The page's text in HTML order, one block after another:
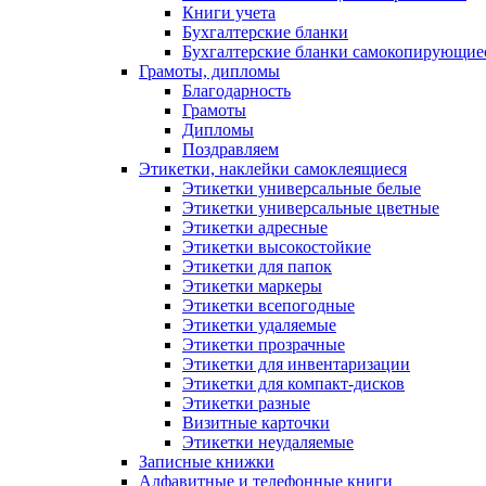
Книги учета
Бухгалтерские бланки
Бухгалтерские бланки
Грамоты, дипломы
Благодарность
Грамоты
Дипломы
Поздравляем
Этикетки, наклейки самоклеящиеся
Этикетки универсальные белые
Этикетки универсальные цветные
Этикетки адресные
Этикетки высокостойкие
Этикетки для папок
Этикетки маркеры
Этикетки всепогодные
Этикетки удаляемые
Этикетки прозрачные
Этикетки для инвентаризации
Этикетки для компакт-дисков
Этикетки разные
Визитные карточки
Этикетки неудаляемые
Записные книжки
Алфавитные и телефонные книги